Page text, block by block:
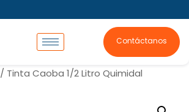
Contáctanos
/ Tinta Caoba 1/2 Litro Quimidal